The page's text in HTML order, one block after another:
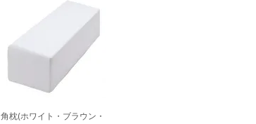
角枕(ホワイト・ブラウン・